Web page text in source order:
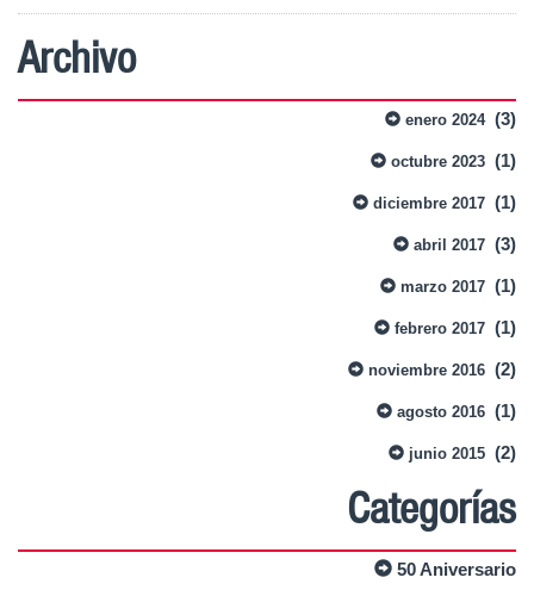
Archivo
enero 2024 (3)
octubre 2023 (1)
diciembre 2017 (1)
abril 2017 (3)
marzo 2017 (1)
febrero 2017 (1)
noviembre 2016 (2)
agosto 2016 (1)
junio 2015 (2)
Categorías
50 Aniversario